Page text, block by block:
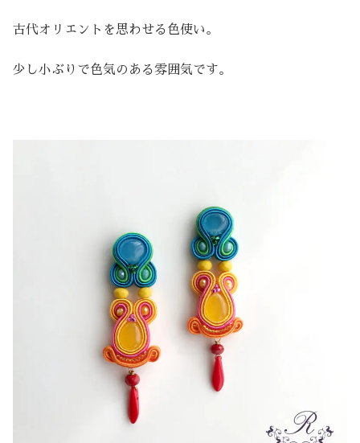
古代オリエントを思わせる色使い。
少し小ぶりで色気のある雰囲気です。